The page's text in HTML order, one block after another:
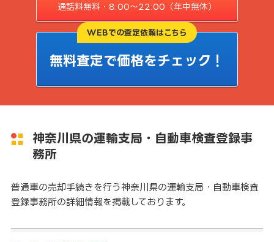
通話料無料・8:00〜22:00（年中無休）
WEBでの査定依頼はこちら
無料査定で価格をチェック！
神奈川県の運輸支局・自動車検査登録事
務所
普通車の売却手続きを行う神奈川県の運輸支局・自動車検査
登録事務所の詳細情報を掲載しております。